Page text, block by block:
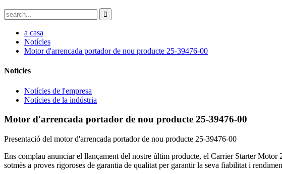
a casa
Notícies
Motor d'arrencada portador de nou producte 25-39476-00
Notícies
Notícies de l'empresa
Notícies de la indústria
Motor d'arrencada portador de nou producte 25-39476-00
Presentació del motor d'arrencada portador de nou producte 25-39476-00
Ens complau anunciar el llançament del nostre últim producte, el Carrier Starter
sotmès a proves rigoroses de garantia de qualitat per garantir la seva fiabilitat i